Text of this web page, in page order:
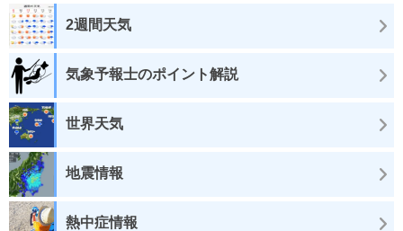
2週間天気
気象予報士のポイント解説
世界天気
地震情報
熱中症情報